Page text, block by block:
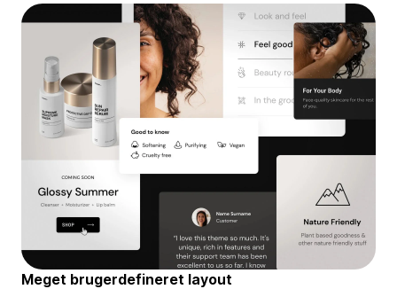
Meget brugerdefineret layout